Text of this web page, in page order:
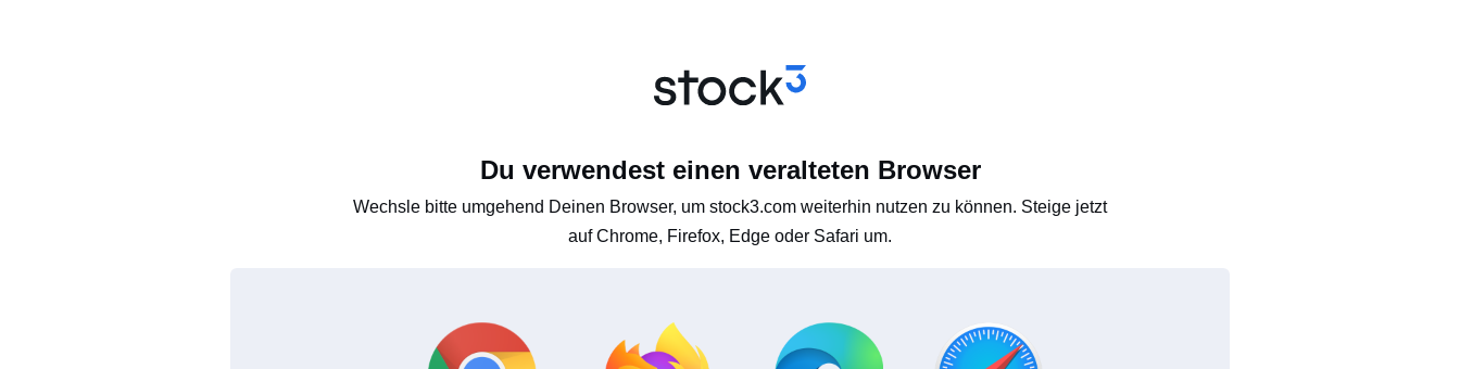
Du verwendest einen veralteten Browser
Wechsle bitte umgehend Deinen Browser, um stock3.com weiterhin nutzen zu können. Steige jetzt
auf Chrome, Firefox, Edge oder Safari um.